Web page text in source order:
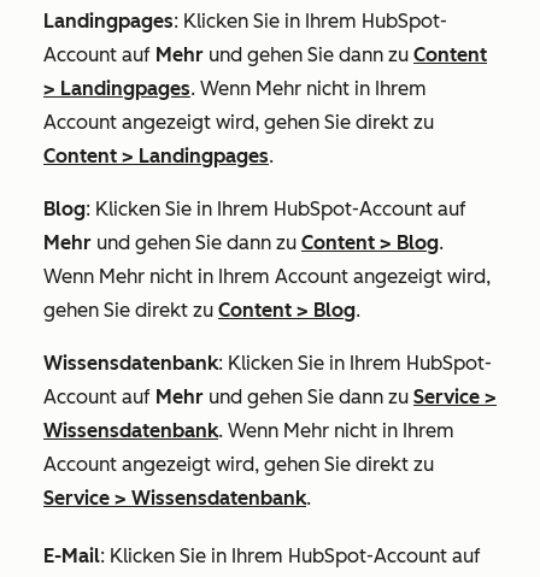
Landingpages: Klicken Sie in Ihrem HubSpot-
Account auf Mehr und gehen Sie dann zu Content
> Landingpages. Wenn Mehr nicht in Ihrem
Account angezeigt wird, gehen Sie direkt zu
Content > Landingpages.
Blog: Klicken Sie in Ihrem HubSpot-Account auf
Mehr und gehen Sie dann zu Content > Blog.
Wenn Mehr nicht in Ihrem Account angezeigt wird,
gehen Sie direkt zu Content > Blog.
Wissensdatenbank: Klicken Sie in Ihrem HubSpot-
Account auf Mehr und gehen Sie dann zu Service >
Wissensdatenbank. Wenn Mehr nicht in Ihrem
Account angezeigt wird, gehen Sie direkt zu
Service > Wissensdatenbank.
E-Mail: Klicken Sie in Ihrem HubSpot-Account auf